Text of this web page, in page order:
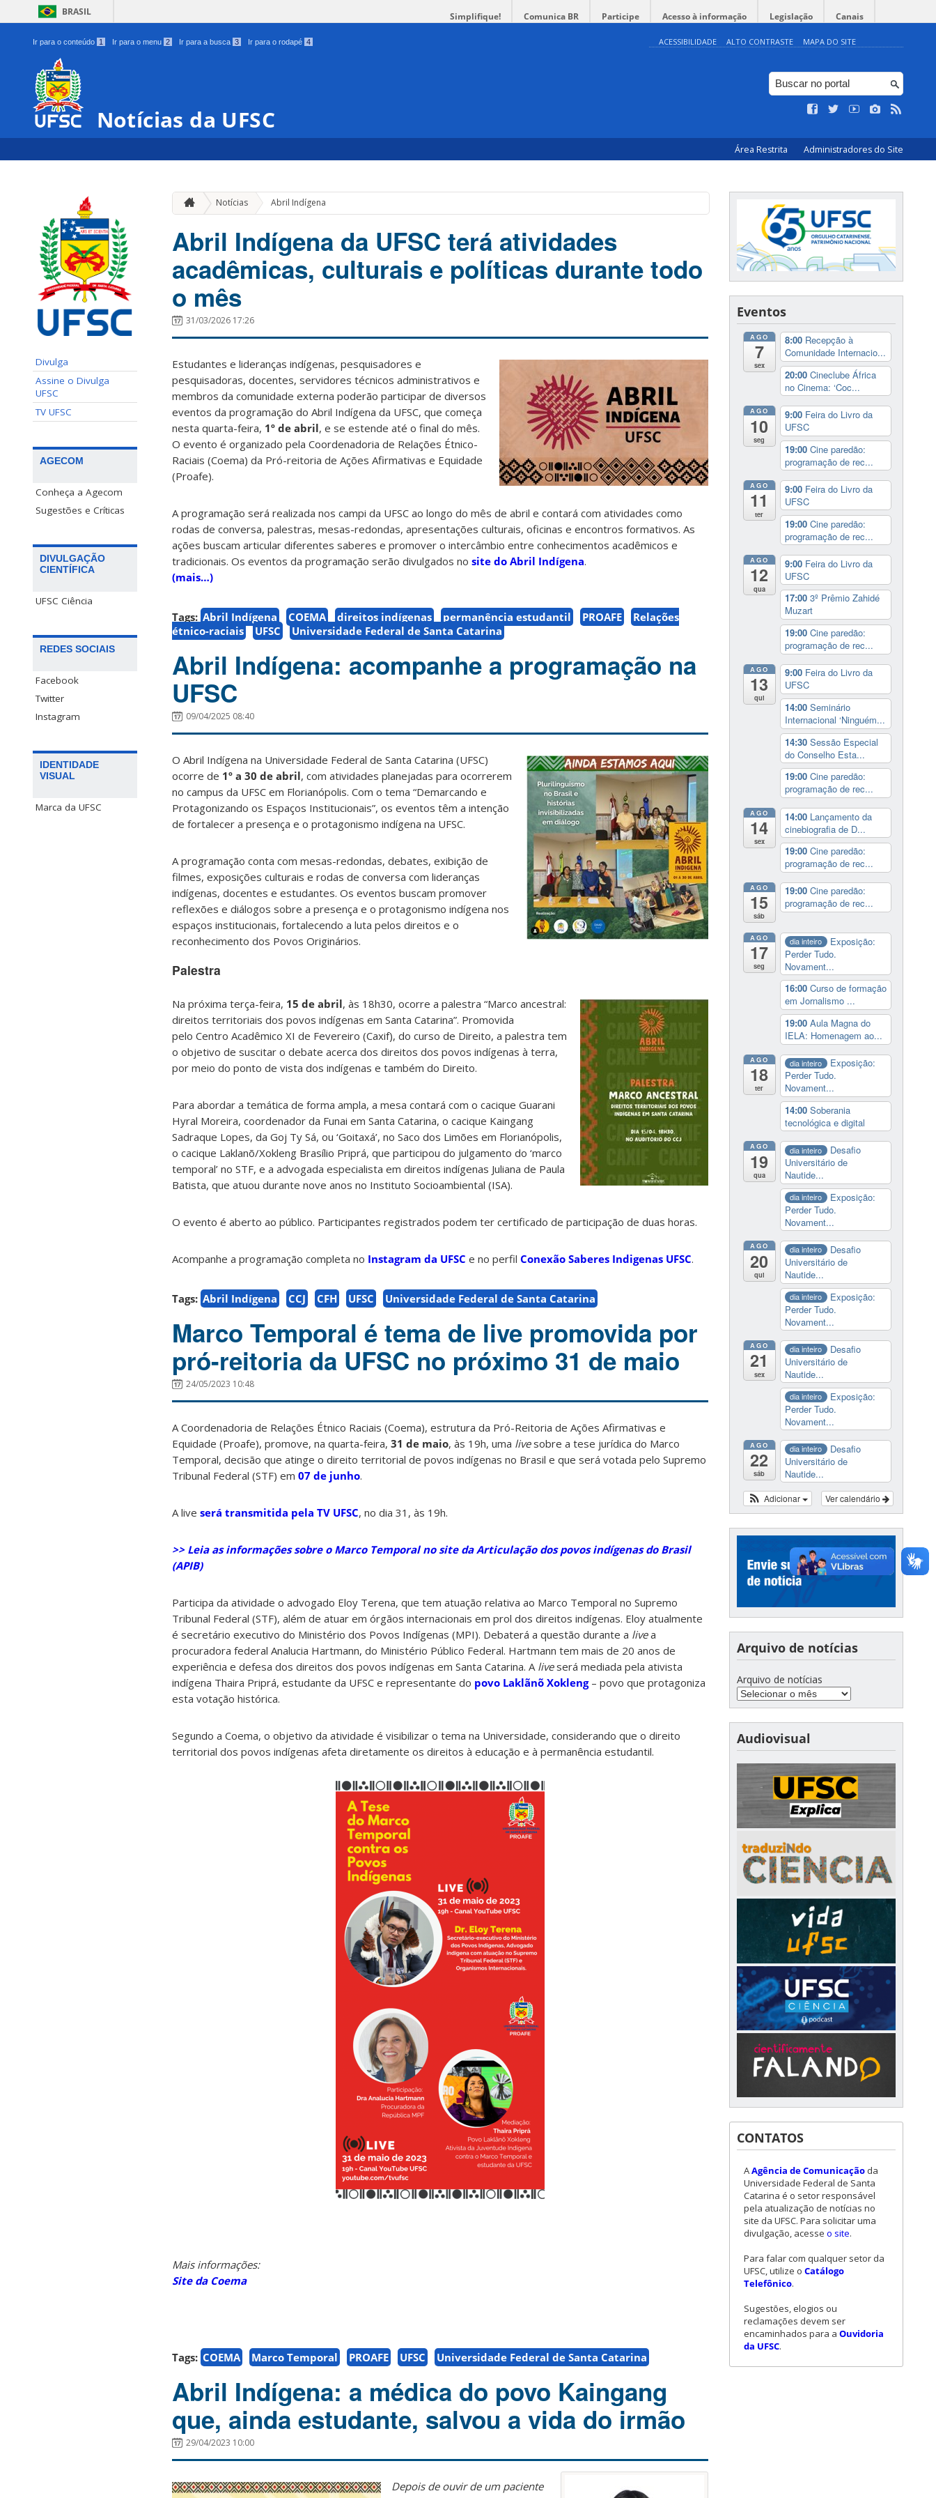
BRASIL Simplifique! Comunica BR Participe Acesso à informação Legislação Canais
Ir para o conteúdo 1 Ir para o menu 2 Ir para a busca 3 Ir para o rodapé 4 ACESSIBILIDADE ALTO CONTRASTE MAPA DO SITE
Notícias da UFSC
Área Restrita Administradores do Site
Divulga
Assine o Divulga
UFSC
TV UFSC
AGECOM
Conheça a Agecom
Sugestões e Críticas
DIVULGAÇÃO
CIENTÍFICA
UFSC Ciência
REDES SOCIAIS
Facebook
Twitter
Instagram
IDENTIDADE
VISUAL
Marca da UFSC
Notícias Abril Indígena
Abril Indígena da UFSC terá atividades
acadêmicas, culturais e políticas durante todo
o mês
31/03/2026 17:26
Estudantes e lideranças indígenas, pesquisadores e
pesquisadoras, docentes, servidores técnicos administrativos e
membros da comunidade externa poderão participar de diversos
eventos da programação do Abril Indígena da UFSC, que começa
nesta quarta-feira, 1º de abril, e se estende até o final do mês.
O evento é organizado pela Coordenadoria de Relações Étnico-
Raciais (Coema) da Pró-reitoria de Ações Afirmativas e Equidade
(Proafe).
A programação será realizada nos campi da UFSC ao longo do mês de abril e contará com atividades como
rodas de conversa, palestras, mesas-redondas, apresentações culturais, oficinas e encontros formativos. As
ações buscam articular diferentes saberes e promover o intercâmbio entre conhecimentos acadêmicos e
tradicionais. Os eventos da programação serão divulgados no site do Abril Indígena.
(mais…)
Tags: Abril Indígena COEMA direitos indígenas permanência estudantil PROAFE
Relações
étnico-raciais
UFSC Universidade Federal de Santa Catarina
Abril Indígena: acompanhe a programação na
UFSC
09/04/2025 08:40
O Abril Indígena na Universidade Federal de Santa Catarina (UFSC)
ocorre de 1º a 30 de abril, com atividades planejadas para ocorrerem
no campus da UFSC em Florianópolis. Com o tema “Demarcando e
Protagonizando os Espaços Institucionais”, os eventos têm a intenção
de fortalecer a presença e o protagonismo indígena na UFSC.
A programação conta com mesas-redondas, debates, exibição de
filmes, exposições culturais e rodas de conversa com lideranças
indígenas, docentes e estudantes. Os eventos buscam promover
reflexões e diálogos sobre a presença e o protagonismo indígena nos
espaços institucionais, fortalecendo a luta pelos direitos e o
reconhecimento dos Povos Originários.
Palestra
Na próxima terça-feira, 15 de abril, às 18h30, ocorre a palestra “Marco ancestral:
direitos territoriais dos povos indígenas em Santa Catarina”. Promovida
pelo Centro Acadêmico XI de Fevereiro (Caxif), do curso de Direito, a palestra tem
o objetivo de suscitar o debate acerca dos direitos dos povos indígenas à terra,
por meio do ponto de vista dos indígenas e também do Direito.
Para abordar a temática de forma ampla, a mesa contará com o cacique Guarani
Hyral Moreira, coordenador da Funai em Santa Catarina, o cacique Kaingang
Sadraque Lopes, da Goj Ty Sá, ou ‘Goitaxá’, no Saco dos Limões em Florianópolis,
o cacique Laklanõ/Xokleng Brasílio Priprá, que participou do julgamento do ‘marco
temporal’ no STF, e a advogada especialista em direitos indígenas Juliana de Paula
Batista, que atuou durante nove anos no Instituto Socioambiental (ISA).
O evento é aberto ao público. Participantes registrados podem ter certificado de participação de duas horas.
Acompanhe a programação completa no Instagram da UFSC e no perfil Conexão Saberes Indigenas UFSC.
Tags: Abril Indígena CCJ CFH UFSC Universidade Federal de Santa Catarina
Marco Temporal é tema de live promovida por
pró-reitoria da UFSC no próximo 31 de maio
24/05/2023 10:48
A Coordenadoria de Relações Étnico Raciais (Coema), estrutura da Pró-Reitoria de Ações Afirmativas e
Equidade (Proafe), promove, na quarta-feira, 31 de maio, às 19h, uma livesobre a tese jurídica do Marco
Temporal, decisão que atinge o direito territorial de povos indígenas no Brasil e que será votada pelo Supremo
Tribunal Federal (STF) em 07 de junho.
A live será transmitida pela TV UFSC, no dia 31, às 19h.
>> Leia as informações sobre o Marco Temporal no site da Articulação dos povos indígenas do Brasil
(APIB)
Participa da atividade o advogado Eloy Terena, que tem atuação relativa ao Marco Temporal no Supremo
Tribunal Federal (STF), além de atuar em órgãos internacionais em prol dos direitos indígenas. Eloy atualmente
é secretário executivo do Ministério dos Povos Indígenas (MPI). Debaterá a questão durante a livea
procuradora federal Analucia Hartmann, do Ministério Público Federal. Hartmann tem mais de 20 anos de
experiência e defesa dos direitos dos povos indígenas em Santa Catarina. A liveserá mediada pela ativista
indígena Thaira Priprá, estudante da UFSC e representante do povo Laklãnõ Xokleng– povo que protagoniza
esta votação histórica.
Segundo a Coema, o objetivo da atividade é visibilizar o tema na Universidade, considerando que o direito
territorial dos povos indígenas afeta diretamente os direitos à educação e à permanência estudantil.
Mais informações:
Site da Coema
Tags: COEMA Marco Temporal PROAFE UFSC Universidade Federal de Santa Catarina
Abril Indígena: a médica do povo Kaingang
que, ainda estudante, salvou a vida do irmão
29/04/2023 10:00
Depois de ouvir de um paciente
Eventos
AGO
7
sex
8:00 Recepção à
Comunidade Internacio...
20:00 Cineclube África
no Cinema: ‘Coc...
AGO
10
seg
9:00 Feira do Livro da
UFSC
19:00 Cine paredão:
programação de rec...
AGO
11
ter
9:00 Feira do Livro da
UFSC
19:00 Cine paredão:
programação de rec...
AGO
12
qua
9:00 Feira do Livro da
UFSC
17:00 3º Prêmio Zahidé
Muzart
19:00 Cine paredão:
programação de rec...
AGO
13
qui
9:00 Feira do Livro da
UFSC
14:00 Seminário
Internacional ‘Ninguém...
14:30 Sessão Especial
do Conselho Esta...
19:00 Cine paredão:
programação de rec...
AGO
14
sex
14:00 Lançamento da
cinebiografia de D...
19:00 Cine paredão:
programação de rec...
AGO
15
sáb
19:00 Cine paredão:
programação de rec...
AGO
17
seg
dia inteiro
Exposição:
Perder Tudo.
Novament...
16:00 Curso de formação
em Jornalismo ...
19:00 Aula Magna do
IELA: Homenagem ao...
AGO
18
ter
dia inteiro
Exposição:
Perder Tudo.
Novament...
14:00 Soberania
tecnológica e digital
AGO
19
qua
dia inteiro
Desafio
Universitário de
Nautide...
dia inteiro
Exposição:
Perder Tudo.
Novament...
AGO
20
qui
dia inteiro
Desafio
Universitário de
Nautide...
dia inteiro
Exposição:
Perder Tudo.
Novament...
AGO
21
sex
dia inteiro
Desafio
Universitário de
Nautide...
dia inteiro
Exposição:
Perder Tudo.
Novament...
AGO
22
sáb
dia inteiro
Desafio
Universitário de
Nautide...
Ver calendário
Adicionar
Arquivo de notícias
Arquivo de notícias
Audiovisual
CONTATOS
AAgência de Comunicação da
Universidade Federal de Santa
Catarina é o setor responsável
pela atualização de notícias no
site da UFSC. Para solicitar uma
divulgação, acesse o site.
Para falar com qualquer setor da
UFSC, utilize o Catálogo
Telefônico.
Sugestões, elogios ou
reclamações devem ser
encaminhados para a Ouvidoria
da UFSC.